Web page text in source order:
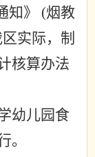
知》 (烟教
实际，制
核算办法
幼儿园食
。